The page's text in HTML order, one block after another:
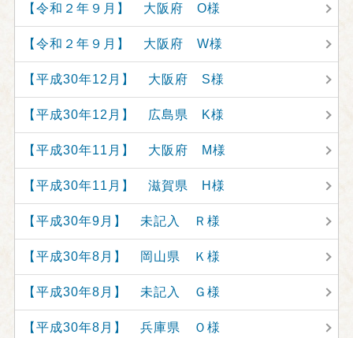
【令和２年９月】 大阪府 O様
【令和２年９月】 大阪府 W様
【平成30年12月】 大阪府 S様
【平成30年12月】 広島県 K様
【平成30年11月】 大阪府 M様
【平成30年11月】 滋賀県 H様
【平成30年9月】 未記入 Ｒ様
【平成30年8月】 岡山県 Ｋ様
【平成30年8月】 未記入 Ｇ様
【平成30年8月】 兵庫県 Ｏ様